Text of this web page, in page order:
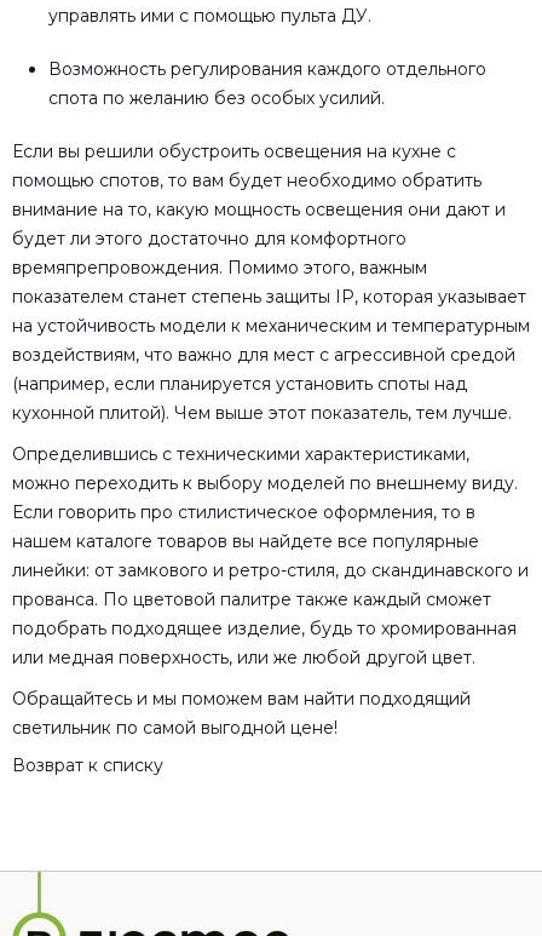
управлять ими с помощью пульта ДУ.
Возможность регулирования каждого отдельного
спота по желанию без особых усилий.
Если вы решили обустроить освещения на кухне с
помощью спотов, то вам будет необходимо обратить
внимание на то, какую мощность освещения они дают и
будет ли этого достаточно для комфортного
времяпрепровождения. Помимо этого, важным
показателем станет степень защиты IP, которая указывает
на устойчивость модели к механическим и температурным
воздействиям, что важно для мест с агрессивной средой
(например, если планируется установить споты над
кухонной плитой). Чем выше этот показатель, тем лучше.
Определившись с техническими характеристиками,
можно переходить к выбору моделей по внешнему виду.
Если говорить про стилистическое оформления, то в
нашем каталоге товаров вы найдете все популярные
линейки: от замкового и ретро-стиля, до скандинавского и
прованса. По цветовой палитре также каждый сможет
подобрать подходящее изделие, будь то хромированная
или медная поверхность, или же любой другой цвет.
Обращайтесь и мы поможем вам найти подходящий
светильник по самой выгодной цене!
Возврат к списку